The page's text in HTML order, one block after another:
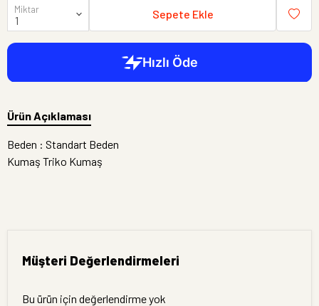
Miktar Sepete Ekle
Ürün Açıklaması
Beden : Standart Beden
Kumaş Triko Kumaş
Müşteri Değerlendirmeleri
Bu ürün için değerlendirme yok